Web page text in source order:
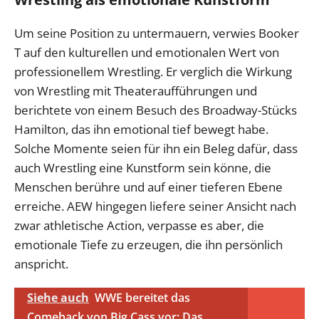
Um seine Position zu untermauern, verwies Booker
T auf den kulturellen und emotionalen Wert von
professionellem Wrestling. Er verglich die Wirkung
von Wrestling mit Theateraufführungen und
berichtete von einem Besuch des Broadway-Stücks
Hamilton, das ihn emotional tief bewegt habe.
Solche Momente seien für ihn ein Beleg dafür, dass
auch Wrestling eine Kunstform sein könne, die
Menschen berühre und auf einer tieferen Ebene
erreiche. AEW hingegen liefere seiner Ansicht nach
zwar athletische Action, verpasse es aber, die
emotionale Tiefe zu erzeugen, die ihn persönlich
anspricht.
Siehe auch WWE bereitet das